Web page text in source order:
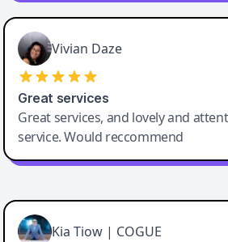
Vivian Daze
Great services
Great services, and lovely and
service. Would reccommend
Cody Crabb
Great service, Best AI tool
Kia Tiow | COGUE